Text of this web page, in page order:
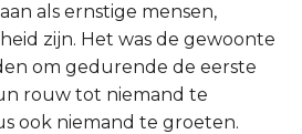
als ernstige mensen,
zijn. Het was de gewoonte
om gedurende de eerste
rouw tot niemand te
ook niemand te groeten.